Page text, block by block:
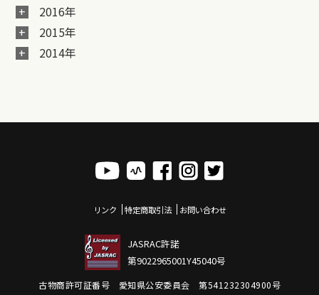
2016年
2015年
2014年
リンク 特定商取引法 お問い合わせ
JASRAC許諾
第9022965001Y45040号
古物商許可証番号 愛知県公安委員会 第541232304900号